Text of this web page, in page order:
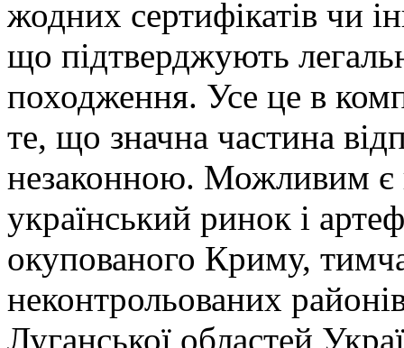
жодних сертифікатів чи
що підтверджують
походження. Усе це в
те, що значна частина
незаконною. Можливим є
український ринок і
окупованого Криму,
неконтрольованих
Луганської областей